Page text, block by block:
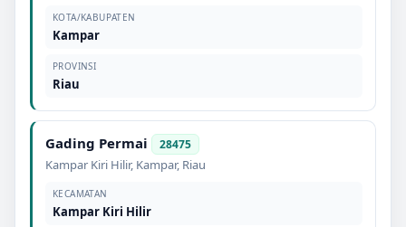
KOTA/KABUPATEN
Kampar
PROVINSI
Riau
Gading Permai 28475
Kampar Kiri Hilir, Kampar, Riau
KECAMATAN
Kampar Kiri Hilir